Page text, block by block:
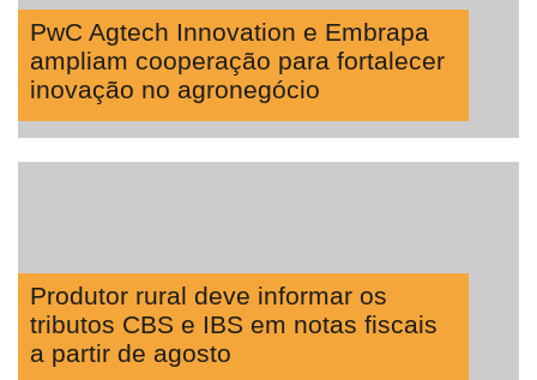
PwC Agtech Innovation e Embrapa
ampliam cooperação para fortalecer
inovação no agronegócio
Produtor rural deve informar os
tributos CBS e IBS em notas fiscais
a partir de agosto